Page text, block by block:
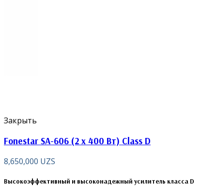
Закрыть
Fonestar SA-606 (2 x 400 Вт) Class D
8,650,000 UZS
Высокоэффективный и высоконадежный усилитель класса D